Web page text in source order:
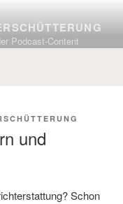
Podcast-Content
und
Schon